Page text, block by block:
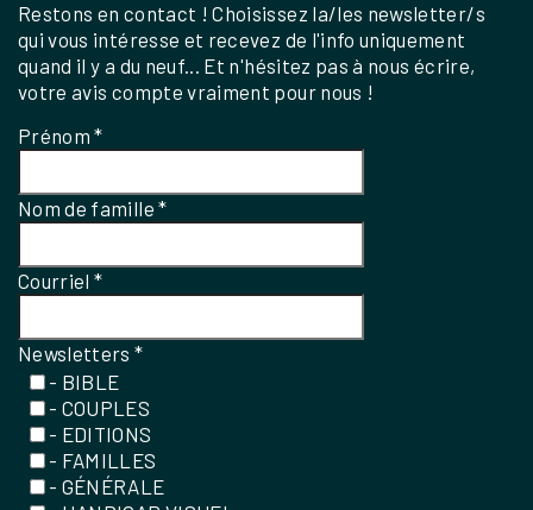
Restons en contact ! Choisissez la/les newsletter/s
qui vous intéresse et recevez de l'info uniquement
quand il y a du neuf... Et n'hésitez pas à nous écrire,
votre avis compte vraiment pour nous !
Prénom*
Nom de famille*
Courriel*
Newsletters*
- BIBLE
- COUPLES
- EDITIONS
- FAMILLES
- GÉNÉRALE